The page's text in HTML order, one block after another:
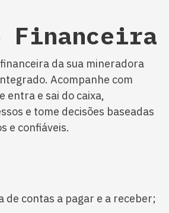
Financeira
da sua mineradora
Acompanhe com
entra e sai do caixa,
e tome decisões baseadas
e confiáveis.
de contas a pagar e a receber;